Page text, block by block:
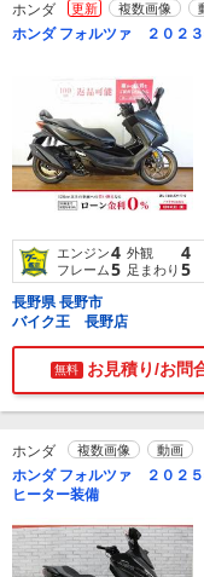
ホンダ 更新 複数画像
ホンダ フォルツァ ２０２
エンジン4 外観 4
フレーム5 足まわり 5
長野県 長野市
バイク王 長野店
無料 お見積り/お問
ホンダ 複数画像 動画
ホンダ フォルツァ ２０２
ヒーター装備